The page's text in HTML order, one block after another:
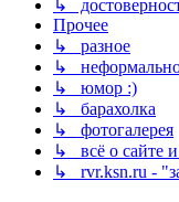
↳
Прочее
↳ разное
↳
↳ юмор :)
↳ барахолка
↳ фотогалерея
↳ всё о сайте
↳ rvr.ksn.ru -